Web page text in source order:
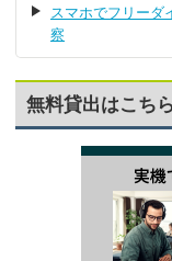
スマホでフリーダ
察
無料貸出はこちら